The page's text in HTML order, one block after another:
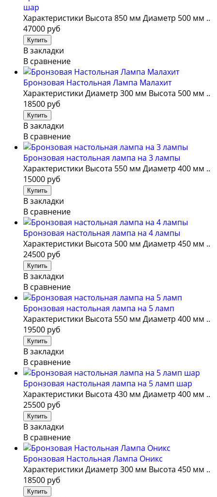
шар
Характеристики Высота 850 мм Диаметр 500 мм ..
47000 руб
В закладки
В сравнение
Бронзовая Настольная Лампа Малахит
Характеристики Диаметр 300 мм Высота 500 мм ..
18500 руб
В закладки
В сравнение
Бронзовая настольная лампа на 3 лампы
Характеристики Высота 550 мм Диаметр 400 мм ..
15000 руб
В закладки
В сравнение
Бронзовая настольная лампа на 4 лампы
Характеристики Высота 500 мм Диаметр 450 мм ..
24500 руб
В закладки
В сравнение
Бронзовая настольная лампа на 5 ламп
Характеристики Высота 550 мм Диаметр 400 мм ..
19500 руб
В закладки
В сравнение
Бронзовая настольная лампа на 5 ламп шар
Характеристики Высота 430 мм Диаметр 400 мм ..
25500 руб
В закладки
В сравнение
Бронзовая Настольная Лампа Оникс
Характеристики Диаметр 300 мм Высота 450 мм ..
18500 руб